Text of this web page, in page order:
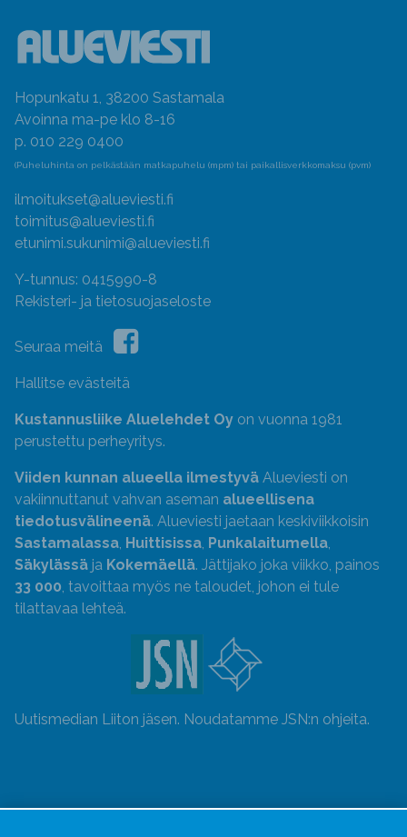
Hopunkatu 1, 38200 Sastamala
Avoinna ma-pe klo 8-16
p. 010 229 0400
(Puheluhinta on pelkästään matkapuhelu (mpm) tai paikallisverkkomaksu (pvm)
ilmoitukset@alueviesti.fi
toimitus@alueviesti.fi
etunimi.sukunimi@alueviesti.fi
Y-tunnus: 0415990-8
Rekisteri- ja tietosuojaseloste
Seuraa meitä
Hallitse evästeitä
Kustannusliike Aluelehdet Oy on vuonna 1981
perustettu perheyritys.
Viiden kunnan alueella ilmestyvä Alueviesti on
vakiinnuttanut vahvan aseman alueellisena
tiedotusvälineenä. Alueviesti jaetaan keskiviikkoisin
Sastamalassa, Huittisissa, Punkalaitumella,
Säkylässä ja Kokemäellä. Jättijako joka viikko, painos
33 000, tavoittaa myös ne taloudet, johon ei tule
tilattavaa lehteä.
Uutismedian Liiton jäsen. Noudatamme JSN:n ohjeita.